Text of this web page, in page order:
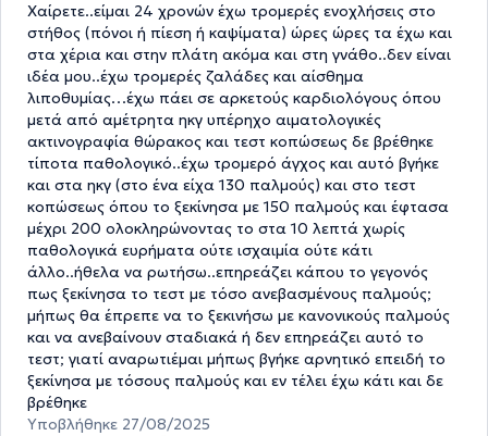
Χαίρετε..είμαι 24 χρονών έχω τρομερές ενοχλήσεις στο
στήθος (πόνοι ή πίεση ή καψίματα) ώρες ώρες τα έχω και
στα χέρια και στην πλάτη ακόμα και στη γνάθο..δεν είναι
ιδέα μου..έχω τρομερές ζαλάδες και αίσθημα
λιποθυμίας…έχω πάει σε αρκετούς καρδιολόγους όπου
μετά από αμέτρητα ηκγ υπέρηχο αιματολογικές
ακτινογραφία θώρακος και τεστ κοπώσεως δε βρέθηκε
τίποτα παθολογικό..έχω τρομερό άγχος και αυτό βγήκε
και στα ηκγ (στο ένα είχα 130 παλμούς) και στο τεστ
κοπώσεως όπου το ξεκίνησα με 150 παλμούς και έφτασα
μέχρι 200 ολοκληρώνοντας το στα 10 λεπτά χωρίς
παθολογικά ευρήματα ούτε ισχαιμία ούτε κάτι
άλλο..ήθελα να ρωτήσω..επηρεάζει κάπου το γεγονός
πως ξεκίνησα το τεστ με τόσο ανεβασμένους παλμούς;
μήπως θα έπρεπε να το ξεκινήσω με κανονικούς παλμούς
και να ανεβαίνουν σταδιακά ή δεν επηρεάζει αυτό το
τεστ; γιατί αναρωτιέμαι μήπως βγήκε αρνητικό επειδή το
ξεκίνησα με τόσους παλμούς και εν τέλει έχω κάτι και δε
βρέθηκε
Υποβλήθηκε 27/08/2025